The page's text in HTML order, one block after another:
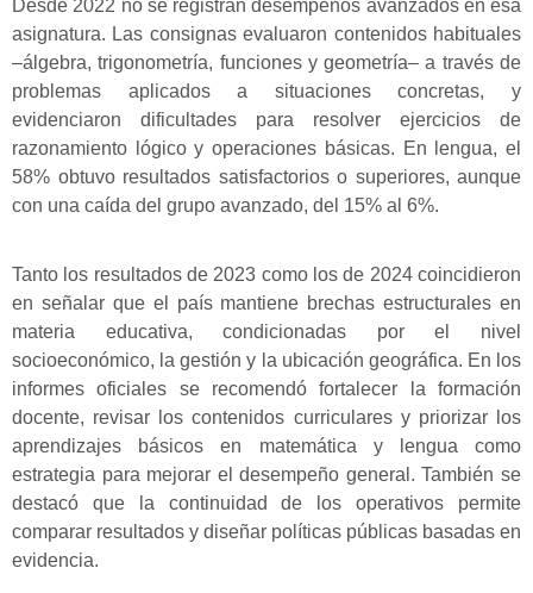
Desde 2022 no se registran desempeños avanzados en esa
asignatura. Las consignas evaluaron contenidos habituales
–álgebra, trigonometría, funciones y geometría– a través de
problemas aplicados a situaciones concretas, y
evidenciaron dificultades para resolver ejercicios de
razonamiento lógico y operaciones básicas. En lengua, el
58% obtuvo resultados satisfactorios o superiores, aunque
con una caída del grupo avanzado, del 15% al 6%.
Tanto los resultados de 2023 como los de 2024 coincidieron
en señalar que el país mantiene brechas estructurales en
materia educativa, condicionadas por el nivel
socioeconómico, la gestión y la ubicación geográfica. En los
informes oficiales se recomendó fortalecer la formación
docente, revisar los contenidos curriculares y priorizar los
aprendizajes básicos en matemática y lengua como
estrategia para mejorar el desempeño general. También se
destacó que la continuidad de los operativos permite
comparar resultados y diseñar políticas públicas basadas en
evidencia.